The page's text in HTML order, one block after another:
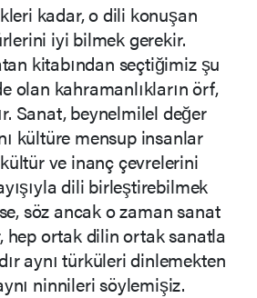
kadar, o dili konuşan
iyi bilmek gerekir.
kitabından seçtiğimiz şu
olan kahramanlıkların örf,
Sanat, beynelmilel değer
kültüre mensup insanlar
ve inanç çevrelerini
dili birleştirebilmek
söz ancak o zaman sanat
hep ortak dilin ortak sanatla
aynı türküleri dinlemekten
ninnileri söylemişiz.